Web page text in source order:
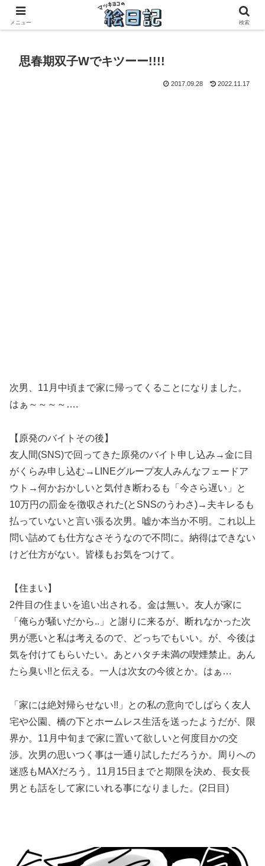
滋賀に移住した50代元主婦、フリーランス×パートの毎日
思春期双子Wでキツーー!!!!
2017.09.28 2022.11.17
次男、11月中頃まで家に帰ってくることになりました。
はぁ～～～～….
【原発のバイトその後】
友人間(SNS)で回ってきた原発のバイト申し込み→金に目
がくらみ申し込む→LINEグループ友人みんなフェードア
ウト→何かおかしいと気付き断わるも「今さら遅い」と
10万円の罰金を徴収された(とSNSのうわさ)→夫キレるも
払っていないと言い張る次男。嘘か本当か不明。これ以上
問い詰めても仕方なさそうなので不問に。納得はできない
けど仕方がない。皆様もお気をつけて。
【住まい】
2件目の住まいを追い出される。金は無い。友人が家に
「俺らが騒いだから..」と謝りに来るが、断れなかった次
男が悪いと私は考えるので、どっちでもいい。が、今後は
気を付けてもらいたい。あとハタチ未満の喫煙禁止。あん
たら臭い!!と伝える。一人は次女の今彼とか。はぁ…
「家には絶対帰らせない!!」との私の意向でしばらく友人
宅や公園、橋の下とホームレス生活を送ったようだが、限
界か。11月中旬まで家に置いて欲しいと何度目かの交
渉。次男の思いつく事は一通り試しただろうか。周りへの
迷惑もMAXだろう。11月15日までと期限を決め、長女長
男とも話をして家にいれる事になりました。(2日目)
メニュー 検索